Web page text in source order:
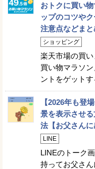
おトクに買い
ップのコツや
注意点などまと
ショッピング
楽天市場の買
買い物マラソ
ントをゲット
【2026年も登
景を表示させ
法【お父さんに
LINE
LINEのトーク
持ってお父さ